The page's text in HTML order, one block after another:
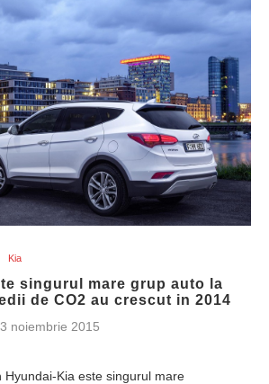
Kia
singurul mare grup auto la
de CO2 au crescut in 2014
noiembrie 2015
Kia este singurul mare